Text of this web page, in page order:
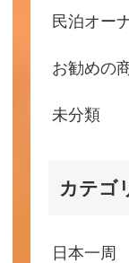
民泊オー
お勧めの
未分類
カテゴ
日本一周